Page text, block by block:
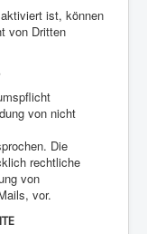
ist, können
von Dritten
von nicht
Die
rechtliche
von
vor.